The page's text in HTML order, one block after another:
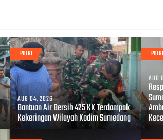
POLRI
AUG 04, 2026
Bantuan Air Bersih 425 KK Terdampak
Kekeringan Wilayah Kodim Sumedang
POLRI
AUG